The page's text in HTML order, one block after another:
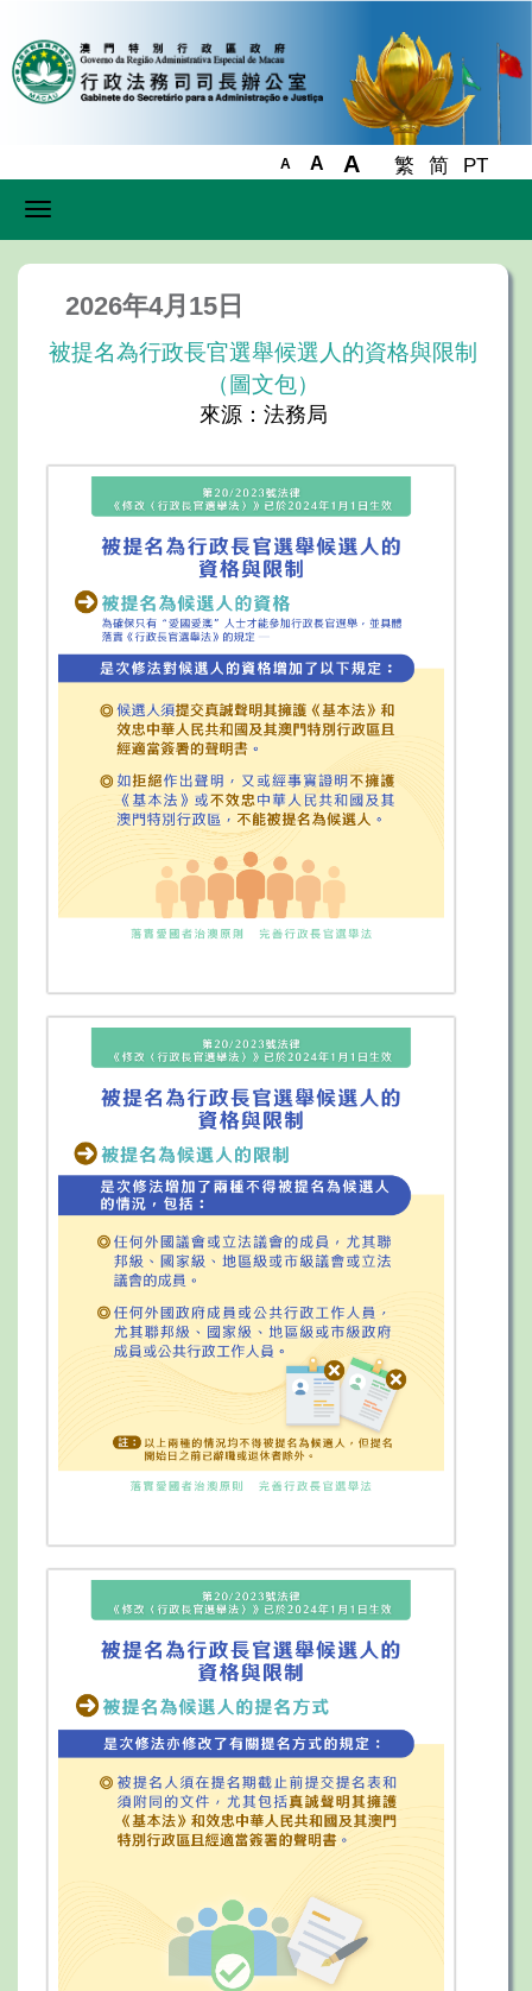
A A A 繁 简 PT
Toggle
2026年4月15日
被提名為行政長官選舉候選人的資格與限制
（圖文包）
來源：法務局